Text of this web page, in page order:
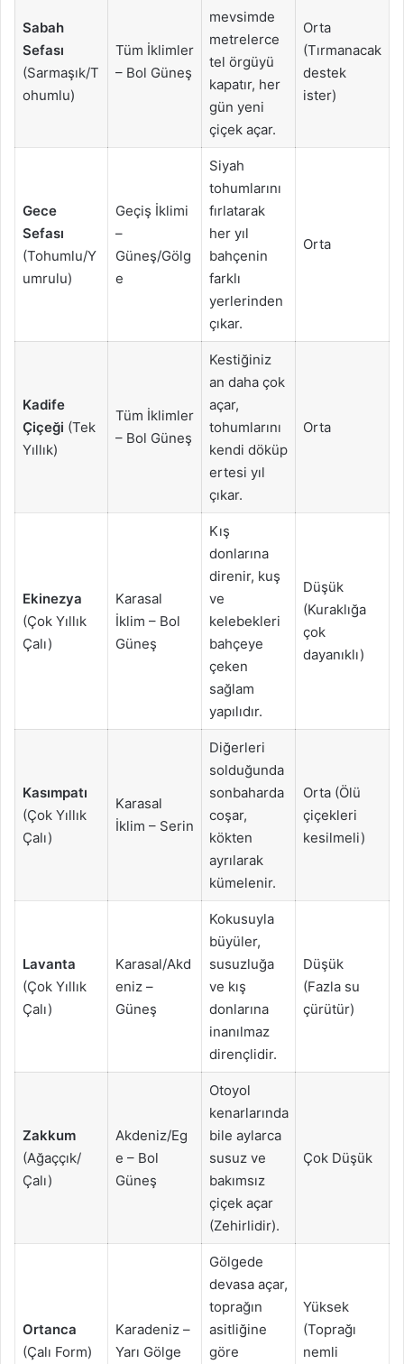
Sabah
Sefası
(Sarmaşık/T
ohumlu)
Tüm İklimler
– Bol Güneş
mevsimde
metrelerce
tel örgüyü
kapatır, her
gün yeni
çiçek açar.
Orta
(Tırmanacak
destek
ister)
Gece
Sefası
(Tohumlu/Y
umrulu)
Geçiş İklimi
–
Güneş/Gölg
e
Siyah
tohumlarını
fırlatarak
her yıl
bahçenin
farklı
yerlerinden
çıkar.
Orta
Kadife
Çiçeği (Tek
Yıllık)
Tüm İklimler
– Bol Güneş
Kestiğiniz
an daha çok
açar,
tohumlarını
kendi döküp
ertesi yıl
çıkar.
Orta
Ekinezya
(Çok Yıllık
Çalı)
Karasal
İklim – Bol
Güneş
Kış
donlarına
direnir, kuş
ve
kelebekleri
bahçeye
çeken
sağlam
yapılıdır.
Düşük
(Kuraklığa
çok
dayanıklı)
Kasımpatı
(Çok Yıllık
Çalı)
Karasal
İklim – Serin
Diğerleri
solduğunda
sonbaharda
coşar,
kökten
ayrılarak
kümelenir.
Orta (Ölü
çiçekleri
kesilmeli)
Lavanta
(Çok Yıllık
Çalı)
Karasal/Akd
eniz –
Güneş
Kokusuyla
büyüler,
susuzluğa
ve kış
donlarına
inanılmaz
dirençlidir.
Düşük
(Fazla su
çürütür)
Zakkum
(Ağaççık/
Çalı)
Akdeniz/Eg
e – Bol
Güneş
Otoyol
kenarlarında
bile aylarca
susuz ve
bakımsız
çiçek açar
(Zehirlidir).
Çok Düşük
Ortanca
(Çalı Form)
Karadeniz –
Yarı Gölge
Gölgede
devasa açar,
toprağın
asitliğine
göre
Yüksek
(Toprağı
nemli